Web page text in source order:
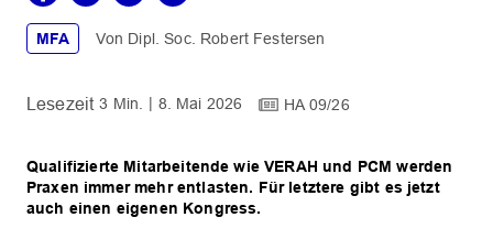
MFA Dipl. Soc. Robert Festersen
3 Min. 8. Mai 2026 HA 09/26
Qualifizierte Mitarbeitende wie VERAH und PCM werden
Praxen immer mehr entlasten. Für letztere gibt es jetzt
auch einen eigenen Kongress.